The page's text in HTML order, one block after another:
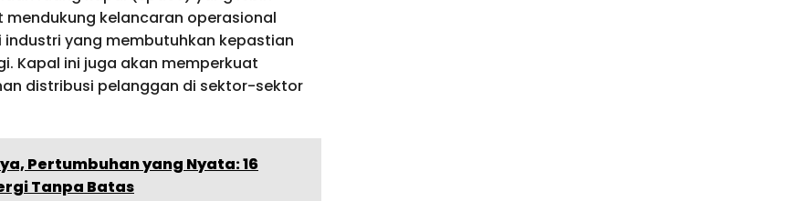
kelancaran operasional
yang membutuhkan kepastian
Kapal ini juga akan memperkuat
distribusi pelanggan di sektor-sektor
Pertumbuhan yang Nyata: 16
Tanpa Batas